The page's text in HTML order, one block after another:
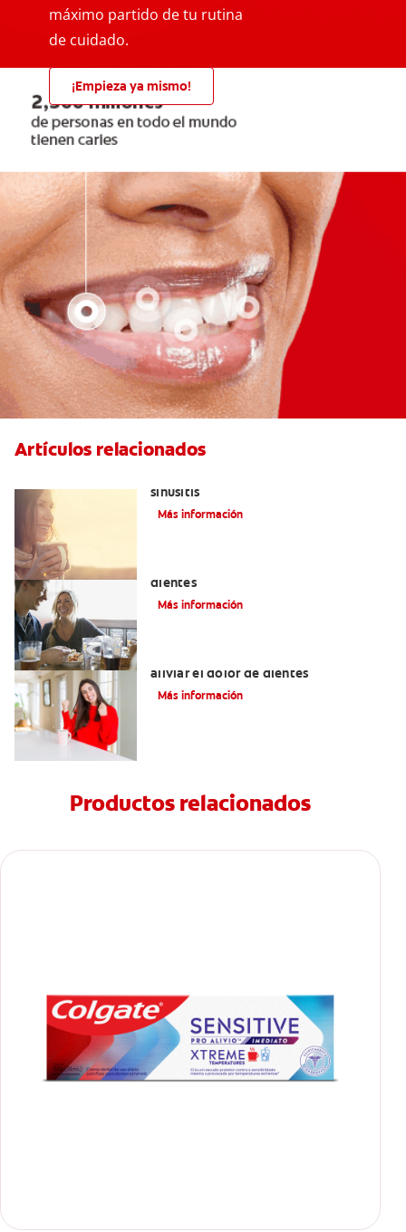
máximo partido de tu rutina
de cuidado.
¡Empieza ya mismo!
Artículos relacionados
sinusitis
Más información
dientes
Más información
aliviar el dolor de dientes
Más información
Productos relacionados